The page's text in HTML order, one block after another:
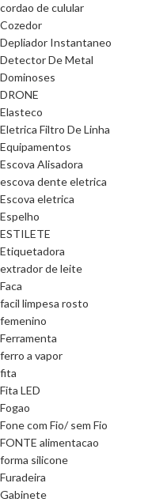
cordao de culular
Cozedor
Depliador Instantaneo
Detector De Metal
Dominoses
DRONE
Elasteco
Eletrica Filtro De Linha
Equipamentos
Escova Alisadora
escova dente eletrica
Escova eletrica
Espelho
ESTILETE
Etiquetadora
extrador de leite
Faca
facil limpesa rosto
femenino
Ferramenta
ferro a vapor
fita
Fita LED
Fogao
Fone com Fio/ sem Fio
FONTE alimentacao
forma silicone
Furadeira
Gabinete